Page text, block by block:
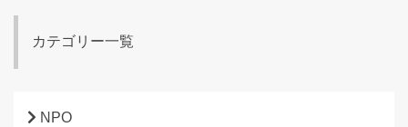
カテゴリー一覧
NPO